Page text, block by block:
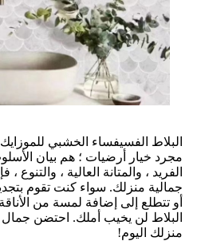
البلاط الفسيفساء الخشبي
مجرد خيار أرضيات ؛ هم بيان
الفريد ، والمتانة العالية ، والتنوع
جمالية منزلك. سواء كنت تقوم
أو تتطلع إلى إضافة لمسة من
البلاط لن يخيب أملك. احتضن جمال
منزلك اليوم!